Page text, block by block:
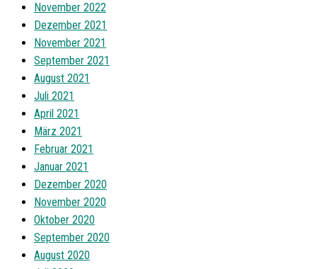
November 2022
Dezember 2021
November 2021
September 2021
August 2021
Juli 2021
April 2021
März 2021
Februar 2021
Januar 2021
Dezember 2020
November 2020
Oktober 2020
September 2020
August 2020